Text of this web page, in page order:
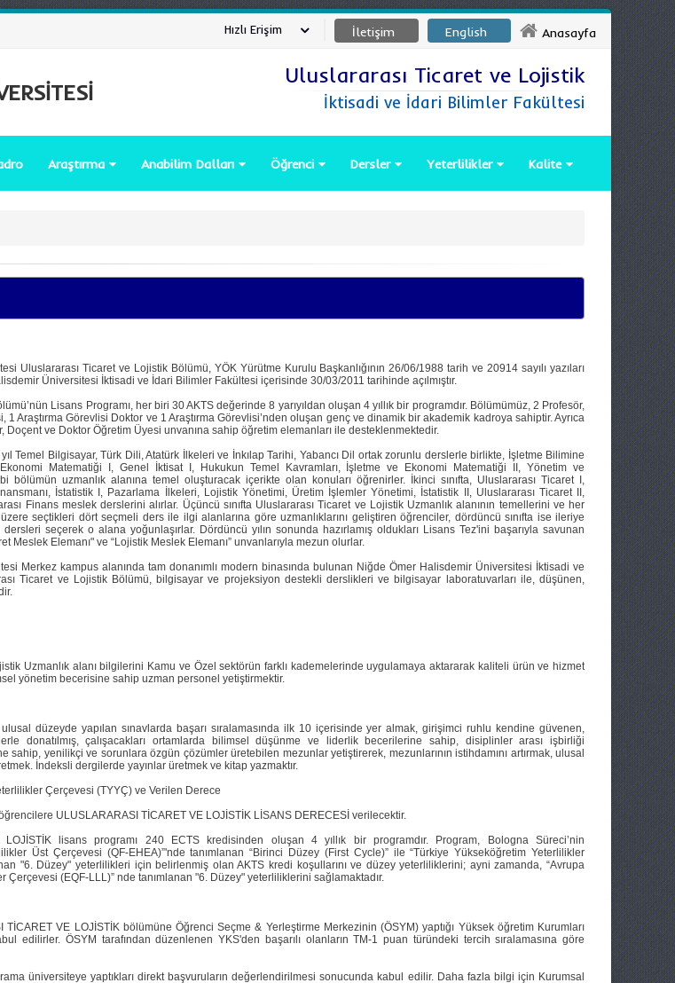
Anasayfa
English
İletişim
Hızlı Erişim
Uluslararası Ticaret ve Lojistik
İktisadi ve İdari Bilimler Fakültesi
Araştırma Anabilim Dalları Öğrenci Dersler Yeterlilikler Kalite
Uluslararası Ticaret ve Lojistik Bölümü, YÖK Yürütme Kurulu Başkanlığının 26/06/1988 tarih ve 20914 sayılı yazıları
Üniversitesi İktisadi ve İdari Bilimler Fakültesi içerisinde 30/03/2011 tarihinde açılmıştır.
Lisans Programı, her biri 30 AKTS değerinde 8 yarıyıldan oluşan 4 yıllık bir programdır. Bölümümüz, 2 Profesör,
1 Araştırma Görevlisi Doktor ve 1 Araştırma Görevlisi’nden oluşan genç ve dinamik bir akademik kadroya sahiptir. Ayrıca
Doçent ve Doktor Öğretim Üyesi unvanına sahip öğretim elemanları ile desteklenmektedir.
Temel Bilgisayar, Türk Dili, Atatürk İlkeleri ve İnkılap Tarihi, Yabancı Dil ortak zorunlu derslerle birlikte, İşletme Bilimine
Matematiği I, Genel İktisat I, Hukukun Temel Kavramları, İşletme ve Ekonomi Matematiği II, Yönetim ve
bölümün uzmanlık alanına temel oluşturacak içerikte olan konuları öğrenirler. İkinci sınıfta, Uluslararası Ticaret I,
İstatistik I, Pazarlama İlkeleri, Lojistik Yönetimi, Üretim İşlemler Yönetimi, İstatistik II, Uluslararası Ticaret II,
Finans meslek derslerini alırlar. Üçüncü sınıfta Uluslararası Ticaret ve Lojistik Uzmanlık alanının temellerini ve her
seçtikleri dört seçmeli ders ile ilgi alanlarına göre uzmanlıklarını geliştiren öğrenciler, dördüncü sınıfta ise ileriye
seçerek o alana yoğunlaşırlar. Dördüncü yılın sonunda hazırlamış oldukları Lisans Tez'ini başarıyla savunan
Meslek Elemanı" ve “Lojistik Meslek Elemanı” unvanlarıyla mezun olurlar.
Merkez kampus alanında tam donanımlı modern binasında bulunan Niğde Ömer Halisdemir Üniversitesi İktisadi ve
Ticaret ve Lojistik Bölümü, bilgisayar ve projeksiyon destekli derslikleri ve bilgisayar laboratuvarları ile, düşünen,
Uzmanlık alanı bilgilerini Kamu ve Özel sektörün farklı kademelerinde uygulamaya aktararak kaliteli ürün ve hizmet
yönetim becerisine sahip uzman personel yetiştirmektir.
düzeyde yapılan sınavlarda başarı sıralamasında ilk 10 içerisinde yer almak, girişimci ruhlu kendine güvenen,
donatılmış, çalışacakları ortamlarda bilimsel düşünme ve liderlik becerilerine sahip, disiplinler arası işbirliği
sahip, yenilikçi ve sorunlara özgün çözümler üretebilen mezunlar yetiştirerek, mezunlarının istihdamını artırmak, ulusal
İndeksli dergilerde yayınlar üretmek ve kitap yazmaktır.
Çerçevesi (TYYÇ) ve Verilen Derece
ULUSLARARASI TİCARET VE LOJİSTİK LİSANS DERECESİ verilecektir.
LOJİSTİK lisans programı 240 ECTS kredisinden oluşan 4 yıllık bir programdır. Program, Bologna Süreci’nin
Üst Çerçevesi (QF-EHEA)”'nde tanımlanan “Birinci Düzey (First Cycle)” ile “Türkiye Yükseköğretim Yeterlilikler
"6. Düzey" yeterlilikleri için belirlenmiş olan AKTS kredi koşullarını ve düzey yeterliliklerini; ayni zamanda, “Avrupa
Çerçevesi (EQF-LLL)” nde tanımlanan "6. Düzey" yeterliliklerini sağlamaktadır.
VE LOJİSTİK bölümüne Öğrenci Seçme & Yerleştirme Merkezinin (ÖSYM) yaptığı Yüksek öğretim Kurumları
edilirler. ÖSYM tarafından düzenlenen YKS'den başarılı olanların TM-1 puan türündeki tercih sıralamasına göre
üniversiteye yaptıkları direkt başvuruların değerlendirilmesi sonucunda kabul edilir. Daha fazla bilgi için Kurumsal